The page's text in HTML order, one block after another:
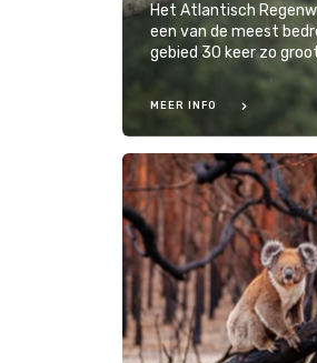
Het Atlantisch
een van de meest
gebied 30 keer zo
MEER INFO